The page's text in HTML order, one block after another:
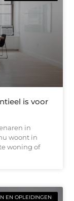
is voor
in
woont in
woning of
EN OPLEIDINGEN